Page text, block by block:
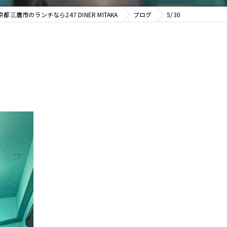
都三鷹市のランチなら247 DINER MITAKA ブログ 5/30